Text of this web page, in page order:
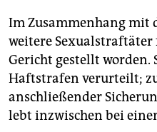
Im Zusammenhang mit
weitere
Gericht gestellt worden.
Haftstrafen verurteilt;
anschließender
lebt inzwischen bei